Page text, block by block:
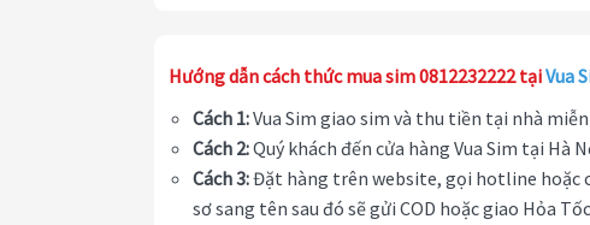
Hướng dẫn cách thức mua sim 0812232222 tạiVua
Cách 1:Vua Sim giao sim và thu tiền tại nhà
Cách 2:Quý khách đến cửa hàng Vua Sim tại Hà
Cách 3:Đặt hàng trên website, gọi hotline hoặc
sơ sang tên sau đó sẽ gửi COD hoặc giao Hỏa